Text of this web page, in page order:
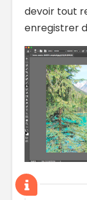
devoir tout
enregistrer